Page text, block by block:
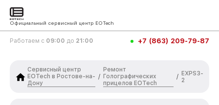
Официальный сервисный центр EOTech
Работаем с 09:00 до 21:00 +7 (863) 209-79-87
Сервисный центр
EOTech в Ростове-на-
Дону
/
Ремонт
Голографических
прицелов EOTech
/ EXPS3-
2